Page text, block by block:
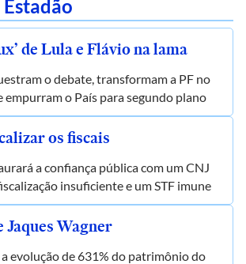
de Lula e Flávio na lama
o debate, transformam a PF no
empurram o País para segundo plano
os fiscais
a confiança pública com um CNJ
insuficiente e um STF imune
Wagner
evolução de 631% do patrimônio do